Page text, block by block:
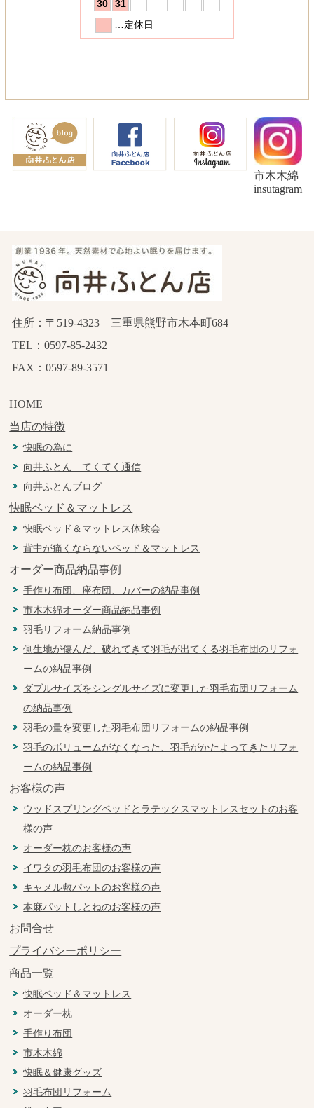
市木木綿
insutagram
住所：〒519-4323 三重県熊野市木本町684
TEL：0597-85-2432
FAX：0597-89-3571
HOME
当店の特徴
快眠の為に
向井ふとん てくてく通信
向井ふとんブログ
快眠ベッド＆マットレス
快眠ベッド＆マットレス体験会
背中が痛くならないベッド＆マットレス
オーダー商品納品事例
手作り布団、座布団、カバーの納品事例
市木木綿オーダー商品納品事例
羽毛リフォーム納品事例
側生地が傷んだ、破れてきて羽毛が出てくる羽毛布団のリフォ
ームの納品事例
ダブルサイズをシングルサイズに変更した羽毛布団リフォーム
の納品事例
羽毛の量を変更した羽毛布団リフォームの納品事例
羽毛のボリュームがなくなった、羽毛がかたよってきたリフォ
ームの納品事例
お客様の声
ウッドスプリングベッドとラテックスマットレスセットのお客
様の声
オーダー枕のお客様の声
イワタの羽毛布団のお客様の声
キャメル敷パットのお客様の声
本麻パットしとねのお客様の声
お問合せ
プライバシーポリシー
商品一覧
快眠ベッド＆マットレス
オーダー枕
手作り布団
市木木綿
快眠＆健康グッズ
羽毛布団リフォーム